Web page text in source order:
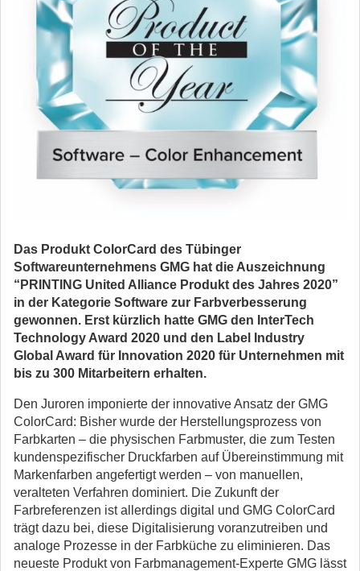
Das Produkt ColorCard des Tübinger
Softwareunternehmens GMG hat die Auszeichnung
“PRINTING United Alliance Produkt des Jahres 2020”
in der Kategorie Software zur Farbverbesserung
gewonnen. Erst kürzlich hatte GMG den InterTech
Technology Award 2020 und den Label Industry
Global Award für Innovation 2020 für Unternehmen mit
bis zu 300 Mitarbeitern erhalten.
Den Juroren imponierte der innovative Ansatz der GMG
ColorCard: Bisher wurde der Herstellungsprozess von
Farbkarten – die physischen Farbmuster, die zum Testen
kundenspezifischer Druckfarben auf Übereinstimmung mit
Markenfarben angefertigt werden – von manuellen,
veralteten Verfahren dominiert. Die Zukunft der
Farbreferenzen ist allerdings digital und GMG ColorCard
trägt dazu bei, diese Digitalisierung voranzutreiben und
analoge Prozesse in der Farbküche zu eliminieren. Das
neueste Produkt von Farbmanagement-Experte GMG lässt